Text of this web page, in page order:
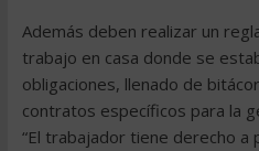
Además deben realizar un
trabajo en casa donde se
obligaciones, llenado de
contratos específicos para la
“El trabajador tiene derecho a